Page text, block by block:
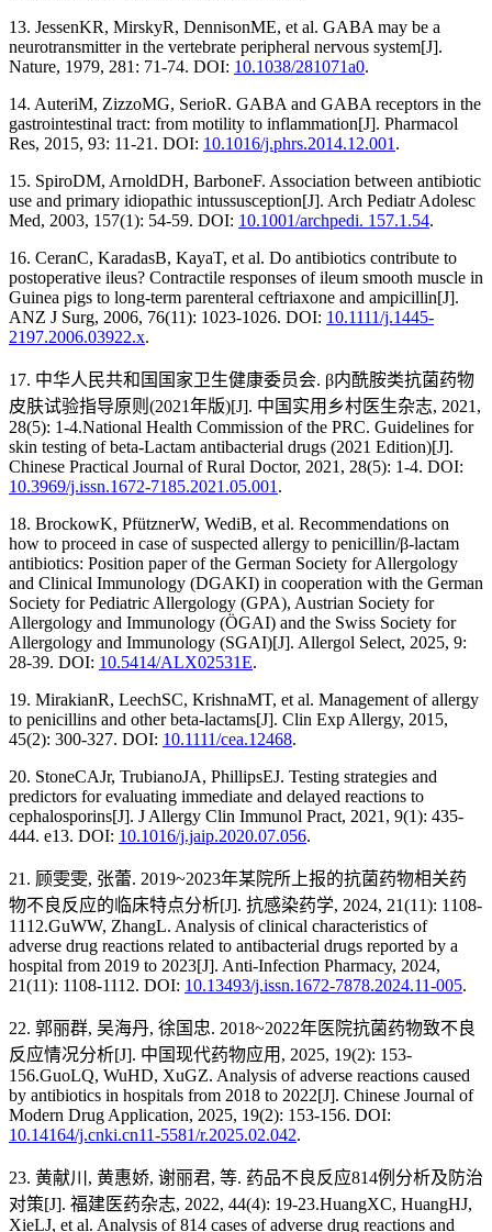
13. JessenKR, MirskyR, DennisonME, et al. GABA may be a
neurotransmitter in the vertebrate peripheral nervous system[J].
Nature, 1979, 281: 71-74. DOI: 10.1038/281071a0.
14. AuteriM, ZizzoMG, SerioR. GABA and GABA receptors in the
gastrointestinal tract: from motility to inflammation[J]. Pharmacol
Res, 2015, 93: 11-21. DOI: 10.1016/j.phrs.2014.12.001 .
15. SpiroDM, ArnoldDH, BarboneF. Association between antibiotic
use and primary idiopathic intussusception[J]. Arch Pediatr Adolesc
Med, 2003, 157(1): 54-59. DOI: 10.1001/archpedi. 157.1.54.
16. CeranC, KaradasB, KayaT, et al. Do antibiotics contribute to
postoperative ileus? Contractile responses of ileum smooth muscle in
Guinea pigs to long-term parenteral ceftriaxone and ampicillin[J].
ANZ J Surg, 2006, 76(11): 1023-1026. DOI: 10.1111/j.1445-
2197.2006.03922.x.
17. 中华人民共和国国家卫生健康委员会. β内酰胺类抗菌药物
皮肤试验指导原则(2021年版)[J]. 中国实用乡村医生杂志, 2021,
28(5): 1-4.National Health Commission of the PRC. Guidelines for
skin testing of beta-Lactam antibacterial drugs (2021 Edition)[J].
Chinese Practical Journal of Rural Doctor, 2021, 28(5): 1-4. DOI:
10.3969/j.issn.1672-7185.2021.05.001 .
18. BrockowK, PfütznerW, WediB, et al. Recommendations on
how to proceed in case of suspected allergy to penicillin/β-lactam
antibiotics: Position paper of the German Society for Allergology
and Clinical Immunology (DGAKI) in cooperation with the German
Society for Pediatric Allergology (GPA), Austrian Society for
Allergology and Immunology (ÖGAI) and the Swiss Society for
Allergology and Immunology (SGAI)[J]. Allergol Select, 2025, 9:
28-39. DOI: 10.5414/ALX02531E.
19. MirakianR, LeechSC, KrishnaMT, et al. Management of allergy
to penicillins and other beta-lactams[J]. Clin Exp Allergy, 2015,
45(2): 300-327. DOI: 10.1111/cea.12468.
20. StoneCAJr, TrubianoJA, PhillipsEJ. Testing strategies and
predictors for evaluating immediate and delayed reactions to
cephalosporins[J]. J Allergy Clin Immunol Pract, 2021, 9(1): 435-
444. e13. DOI: 10.1016/j.jaip.2020.07.056.
21. 顾雯雯, 张蕾. 2019~2023年某院所上报的抗菌药物相关药
物不良反应的临床特点分析[J]. 抗感染药学, 2024, 21(11): 1108-
1112.GuWW, ZhangL. Analysis of clinical characteristics of
adverse drug reactions related to antibacterial drugs reported by a
hospital from 2019 to 2023[J]. Anti-Infection Pharmacy, 2024,
21(11): 1108-1112. DOI: 10.13493/j.issn.1672-7878.2024.11-005.
22. 郭丽群, 吴海丹, 徐国忠. 2018~2022年医院抗菌药物致不良
反应情况分析[J]. 中国现代药物应用, 2025, 19(2): 153-
156.GuoLQ, WuHD, XuGZ. Analysis of adverse reactions caused
by antibiotics in hospitals from 2018 to 2022[J]. Chinese Journal of
Modern Drug Application, 2025, 19(2): 153-156. DOI:
10.14164/j.cnki.cn11-5581/r.2025.02.042.
23. 黄献川, 黄惠娇, 谢丽君, 等. 药品不良反应814例分析及防治
对策[J]. 福建医药杂志, 2022, 44(4): 19-23.HuangXC, HuangHJ,
XieLJ, et al. Analysis of 814 cases of adverse drug reactions and